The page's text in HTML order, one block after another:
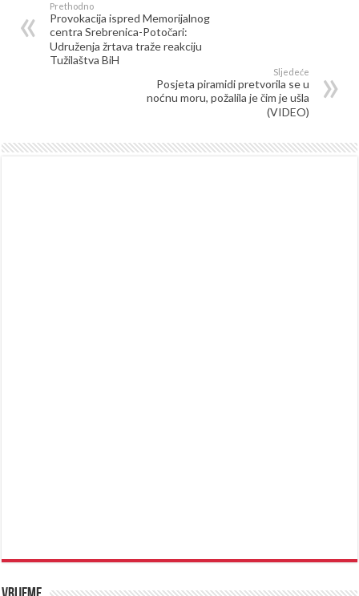
Prethodno
Provokacija ispred Memorijalnog
centra Srebrenica-Potočari:
Udruženja žrtava traže reakciju
Tužilaštva BiH
Sljedeće
Posjeta piramidi pretvorila se u
noćnu moru, požalila je čim je ušla
(VIDEO)